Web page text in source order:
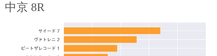
中京 8R